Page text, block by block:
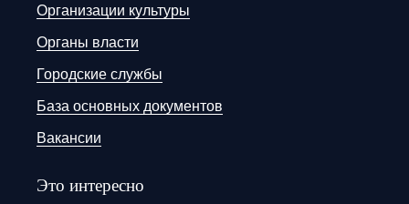
Организации культуры
Органы власти
Городские службы
База основных документов
Вакансии
Это интересно